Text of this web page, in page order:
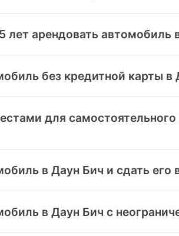
арендовать автомобиль
без кредитной карты в
для
в Даун Бич и сдать его
в Даун Бич с